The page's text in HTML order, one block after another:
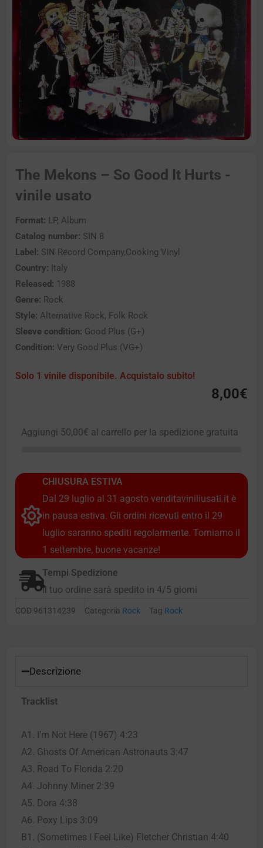
The Mekons – So Good It Hurts -
vinile usato
Format: LP, Album
Catalog number: SIN 8
Label: SIN Record Company,Cooking Vinyl
Country: Italy
Released: 1988
Genre: Rock
Style: Alternative Rock, Folk Rock
Sleeve condition: Good Plus (G+)
Condition: Very Good Plus (VG+)
Solo 1 vinile disponibile. Acquistalo subito!
8,00€
Aggiungi 50,00€ al carrello per la spedizione gratuita
CHIUSURA ESTIVA
Dal 29 luglio al 31 agosto venditaviniliusati.it è
in pausa estiva. Gli ordini ricevuti entro il 29
luglio saranno spediti regolarmente. Torniamo il
1 settembre, buone vacanze!
Tempi Spedizione
Il tuo ordine sarà spedito in 4/5 giorni
COD 961314239 Categoria Rock Tag Rock
Descrizione
Tracklist
A1. I’m Not Here (1967) 4:23
A2. Ghosts Of American Astronauts 3:47
A3. Road To Florida 2:20
A4. Johnny Miner 2:39
A5. Dora 4:38
A6. Poxy Lips 3:09
B1. (Sometimes I Feel Like) Fletcher Christian 4:40